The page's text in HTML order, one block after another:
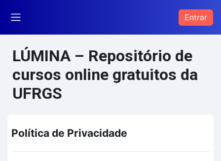
Entrar
LÚMINA – Repositório de
cursos online gratuitos da
UFRGS
Política de Privacidade